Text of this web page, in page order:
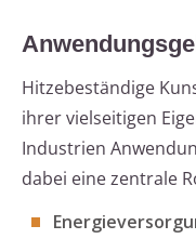
Hitzebeständige
ihrer vielseitigen
Industrien
dabei eine zentrale